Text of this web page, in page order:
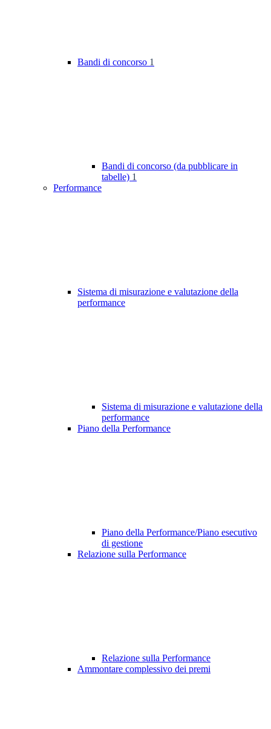
Bandi di concorso 1
Bandi di concorso (da pubblicare in
tabelle) 1
Performance
Sistema di misurazione e valutazione della
performance
Sistema di misurazione e valutazione della
performance
Piano della Performance
Piano della Performance/Piano esecutivo
di gestione
Relazione sulla Performance
Relazione sulla Performance
Ammontare complessivo dei premi